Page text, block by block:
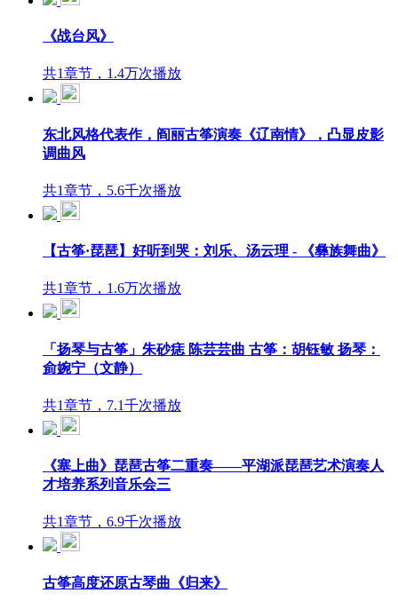
《战台风》
共1章节，1.4万次播放
东北风格代表作，阎丽古筝演奏《辽南情》，凸显皮影
调曲风
共1章节，5.6千次播放
【古筝·琵琶】好听到哭：刘乐、汤云理 - 《彝族舞曲》
共1章节，1.6万次播放
「扬琴与古筝」朱砂痣 陈芸芸曲 古筝：胡钰敏 扬琴：
侴婉宁（文静）
共1章节，7.1千次播放
《塞上曲》琵琶古筝二重奏——平湖派琵琶艺术演奏人
才培养系列音乐会三
共1章节，6.9千次播放
古筝高度还原古琴曲《归来》